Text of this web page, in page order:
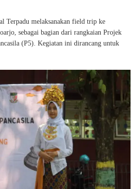
Terpadu melaksanakan field trip ke
sebagai bagian dari rangkaian Projek
(P5). Kegiatan ini dirancang untuk